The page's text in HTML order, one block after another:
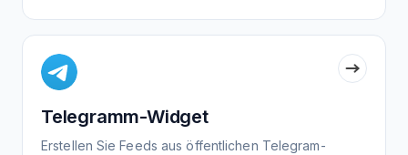
Telegramm-Widget
Erstellen Sie Feeds aus öffentlichen Telegram-